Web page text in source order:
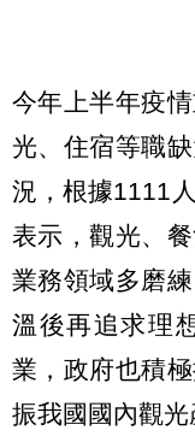
今年上半年疫
光、住宿等職
況，根據1111
表示，觀光、
業務領域多磨
溫後再追求理
業，政府也積
振我國國內觀光